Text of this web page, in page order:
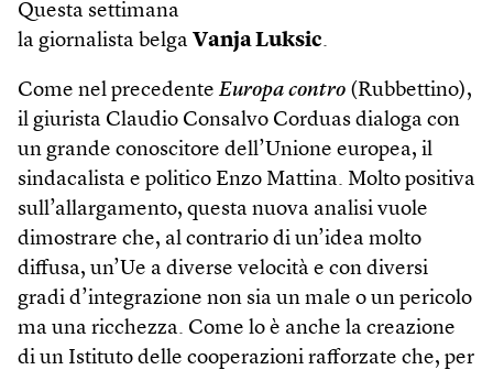
Questa settimana
la giornalista belga Vanja Luksic.
Come nel precedente Europa contro (Rubbettino),
il giurista Claudio Consalvo Corduas dialoga con
un grande conoscitore dell’Unione europea, il
sindacalista e politico Enzo Mattina. Molto positiva
sull’allargamento, questa nuova analisi vuole
dimostrare che, al contrario di un’idea molto
diffusa, un’Ue a diverse velocità e con diversi
gradi d’integrazione non sia un male o un pericolo
ma una ricchezza. Come lo è anche la creazione
di un Istituto delle cooperazioni rafforzate che, per